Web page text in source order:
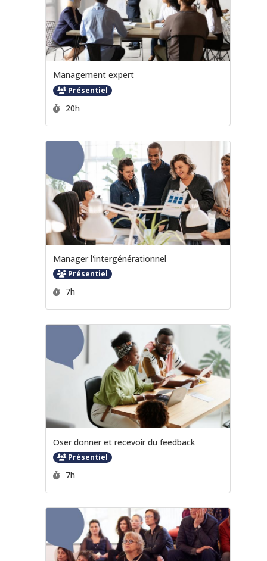
Management expert
Présentiel
Durée :
20h
Manager l'intergénérationnel
Présentiel
Durée :
7h
Oser donner et recevoir du feedback
Présentiel
Durée :
7h